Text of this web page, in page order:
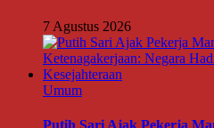
7 Agustus 2026
Umum